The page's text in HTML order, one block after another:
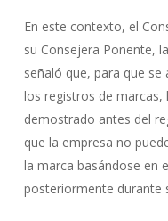
En este contexto, el
su Consejera Ponente,
señaló que, para que
los registros de marcas,
demostrado antes del
que la empresa no
la marca basándose en
posteriormente durante